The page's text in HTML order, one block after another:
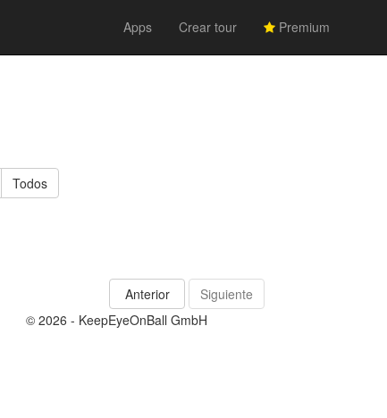
Apps Crear tour Premium
Todos
Anterior
Siguiente
© 2026 - KeepEyeOnBall GmbH